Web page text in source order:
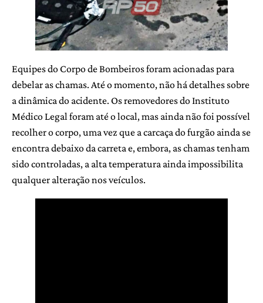
Equipes do Corpo de Bombeiros foram acionadas para
debelar as chamas. Até o momento, não há detalhes sobre
a dinâmica do acidente. Os removedores do Instituto
Médico Legal foram até o local, mas ainda não foi possível
recolher o corpo, uma vez que a carcaça do furgão ainda se
encontra debaixo da carreta e, embora, as chamas tenham
sido controladas, a alta temperatura ainda impossibilita
qualquer alteração nos veículos.